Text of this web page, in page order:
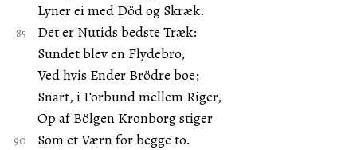
Lyner ei med Död og Skræk.
Det er Nutids bedste Træk:
Sundet blev en Flydebro,
Ved hvis Ender Brödre boe;
Snart, i Forbund mellem Riger,
Op af Bölgen Kronborg stiger
Som et Værn for begge to.